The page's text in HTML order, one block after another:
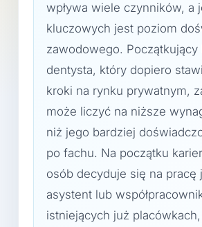
wpływa wiele czynników, a
kluczowych jest poziom
zawodowego. Początkujący
dentysta, który dopiero
kroki na rynku prywatnym,
może liczyć na niższe
niż jego bardziej
po fachu. Na początku
osób decyduje się na pracę
asystent lub
istniejących już